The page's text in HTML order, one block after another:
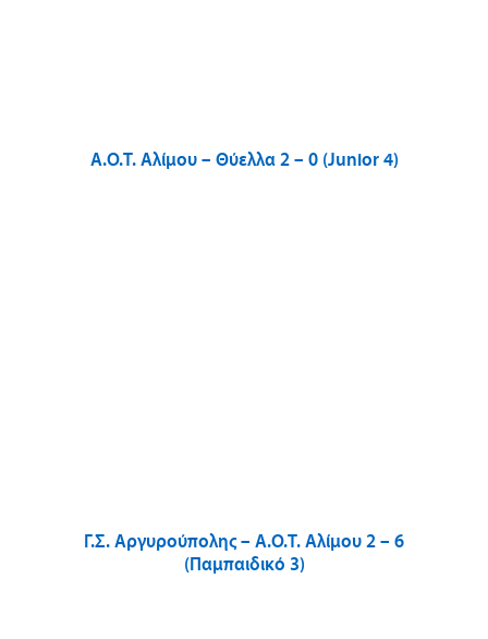
Α.Ο.Τ. Αλίμου – Θύελλα 2 – 0 (Junior 4)
Γ.Σ. Αργυρούπολης – Α.Ο.Τ. Αλίμου 2 – 6
(Παμπαιδικό 3)